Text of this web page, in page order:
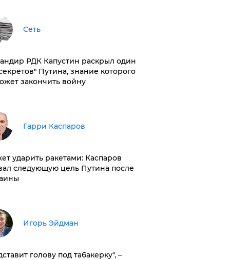
Сеть
РДК Капустин раскрыл один
Путина, знание которого
закончить войну
Гарри Каспаров
ударить ракетами: Каспаров
следующую цель Путина после
Игорь Эйдман
голову под табакерку", –